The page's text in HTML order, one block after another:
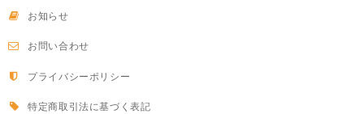
お知らせ
お問い合わせ
プライバシーポリシー
特定商取引法に基づく表記